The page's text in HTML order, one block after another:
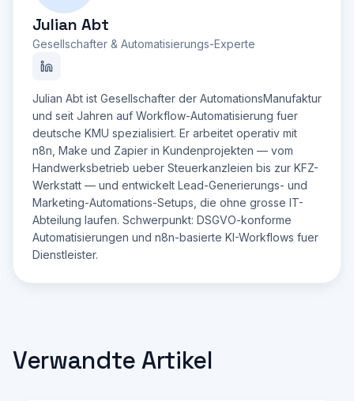
Julian Abt
Gesellschafter & Automatisierungs-Experte
Julian Abt ist Gesellschafter der AutomationsManufaktur
und seit Jahren auf Workflow-Automatisierung fuer
deutsche KMU spezialisiert. Er arbeitet operativ mit
n8n, Make und Zapier in Kundenprojekten — vom
Handwerksbetrieb ueber Steuerkanzleien bis zur KFZ-
Werkstatt — und entwickelt Lead-Generierungs- und
Marketing-Automations-Setups, die ohne grosse IT-
Abteilung laufen. Schwerpunkt: DSGVO-konforme
Automatisierungen und n8n-basierte KI-Workflows fuer
Dienstleister.
Verwandte Artikel